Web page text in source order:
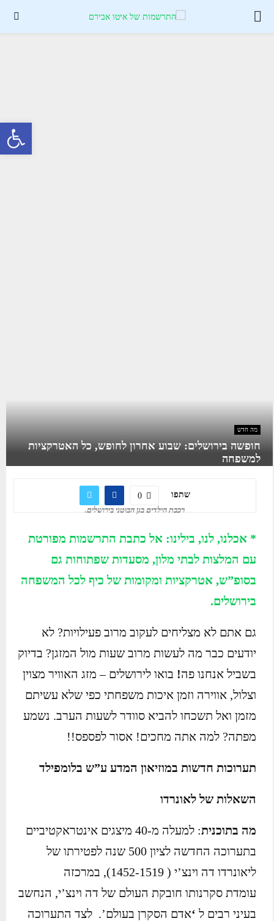
פתח סרגל נגישות
PRIMARY
מה חדש
חופשה בירושלים: שבוע אחרון לחופש, כל האטרקציות
למשפחה
שתפו
0
רכבת הילדים בגן הבוטני בירושלים.
* אכלנו, לנו, בילינו: אל כתבת התרשמות מפורטת
עם המלצות לבתי מלון, מסעדות שפתוחות גם
בסופ”ש, אטרקציות ומקומות של כיף לכל המשפחה
בירושלים.
גם אתם לא מצליחים לעקוב מרוב פעילויות? לא
יודעים כבר מה לעשות מרוב שעות מול המזגן? בדיוק
בשביל אנחנו פה! בואו לירושלים – מזג האוויר מצוין
וצלול, אווירה וזמן איכות משפחתי כפי שלא עשיתם
מזמן ואל תשכחו להביא סוודר לשעות הערב. נשמע
מפתה? למה אתה מחכים! אסור לפספס!!
תערוכות חדשות במוזיאון המדע ע”ש בלומפילד
השאלות של לאונרדו
מה בתוכנית
: למעלה מ-40 מיצגים אינטראקטיביים
בתערוכה החדשה לציון 500 שנה לפטירתו של
ליאונרדו דה וינצ’י ( 1452-1519), במרכזה
עומדת סקרנותו חובקת העולם של דה וינצ’י, הנחשב
בעיני רבים ל ‘אדם הסקרן בעולם’. לצד התערוכה